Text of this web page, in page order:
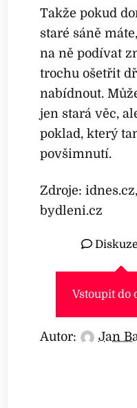
Takže pokud
staré sáně
na ně podívat
trochu ošetřit
nabídnout.
jen stará věc,
poklad, který
povšimnutí.
Zdroje:
bydleni.cz
Diskuze
Vstoupit do
Autor: Jan